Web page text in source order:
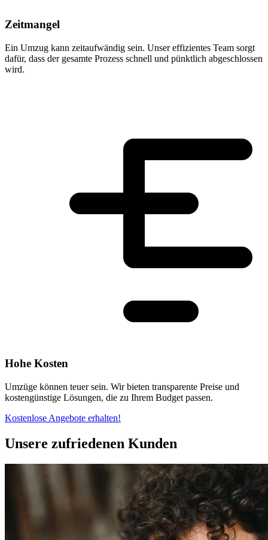
Zeitmangel
Ein Umzug kann zeitaufwändig sein. Unser effizientes Team sorgt
dafür, dass der gesamte Prozess schnell und pünktlich abgeschlossen
wird.
Hohe Kosten
Umzüge können teuer sein. Wir bieten transparente Preise und
kostengünstige Lösungen, die zu Ihrem Budget passen.
Kostenlose Angebote erhalten!
Unsere zufriedenen Kunden